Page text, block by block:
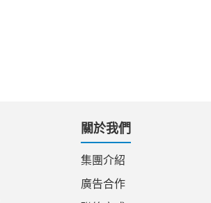
關於我們
集團介紹
廣告合作